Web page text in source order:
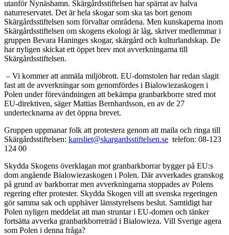
utanför Nynäshamn. Skärgårdsstiftelsen har spärrat av halva
naturreservatet. Det är hela skogar som ska tas bort genom
Skärgårdsstiftelsen som förvaltar områdena. Men kunskaperna inom
Skärgårdsstiftelsen om skogens ekologi är låg, skriver medlemmar i
gruppen Bevara Haninges skogar, skärgård och kulturlandskap. De
har nyligen skickat ett öppet brev mot avverkningarna till
Skärgårdsstiftelsen.
– Vi kommer att anmäla miljöbrott. EU-domstolen har redan slagit
fast att de avverkningar som genomfördes i Bialowiezaskogen i
Polen under förevändningen att bekämpa granbarkborre stred mot
EU-direktiven, säger Mattias Bernhardsson, en av de 27
undertecknarna av det öppna brevet.
Gruppen uppmanar folk att protestera genom att maila och ringa till
Skärgårdsstiftelsen: kansliet@skargardsstiftelsen.se telefon: 08-123
124 00
Skydda Skogens överklagan mot granbarkborrar bygger på EU:s
dom angående Bialowiezaskogen i Polen. Där avverkades granskog
på grund av barkborrar men avverkningarna stoppades av Polens
regering efter protester. Skydda Skogen vill att svenska regeringen
gör samma sak och upphäver länsstyrelsens beslut. Samtidigt har
Polen nyligen meddelat att man struntar i EU-domen och tänker
fortsätta avverka granbarkborreträd i Bialowieza. Vill Sverige agera
som Polen i denna fråga?